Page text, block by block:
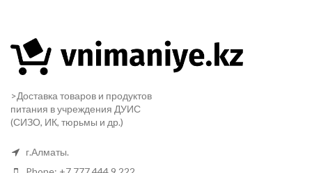
>Доставка товаров и продуктов
питания в учреждения ДУИС
(СИЗО, ИК, тюрьмы и др.)
г.Алматы.